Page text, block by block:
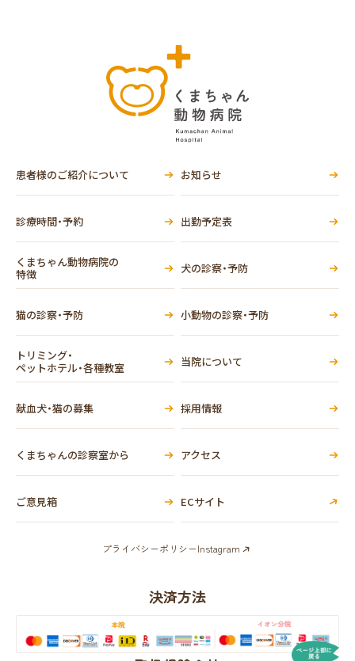
患者様のご紹介について お知らせ
診療時間・予約 出勤予定表
くまちゃん動物病院の
特徴
犬の診察・予防
猫の診察・予防 小動物の診察・予防
トリミング・
ペットホテル・各種教室
当院について
献血犬・猫の募集 採用情報
くまちゃんの診察室から アクセス
ご意見箱 ECサイト
プライバシーポリシーInstagram
決済方法